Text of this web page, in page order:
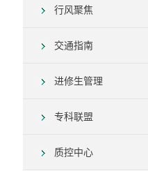
行风聚焦
交通指南
进修生管理
专科联盟
质控中心